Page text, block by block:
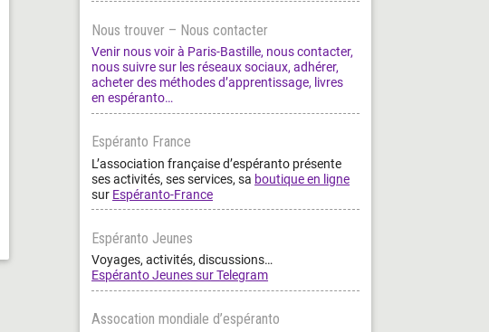
Nous trouver – Nous contacter
Venir nous voir à Paris-Bastille, nous contacter,
nous suivre sur les réseaux sociaux, adhérer,
acheter des méthodes d’apprentissage, livres
en espéranto…
Espéranto France
L’association française d’espéranto présente
ses activités, ses services, sa boutique en ligne
sur Espéranto-France
Espéranto Jeunes
Voyages, activités, discussions…
Espéranto Jeunes sur Telegram
Assocation mondiale d’espéranto